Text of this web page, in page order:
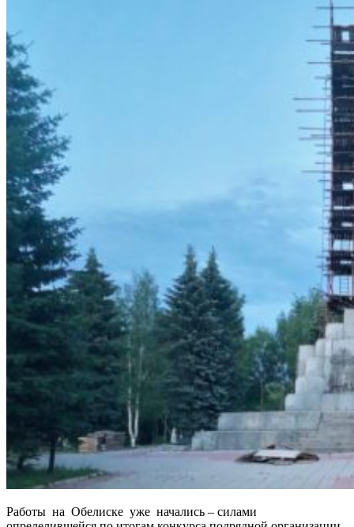
Работы на Обелиске уже начались – силами